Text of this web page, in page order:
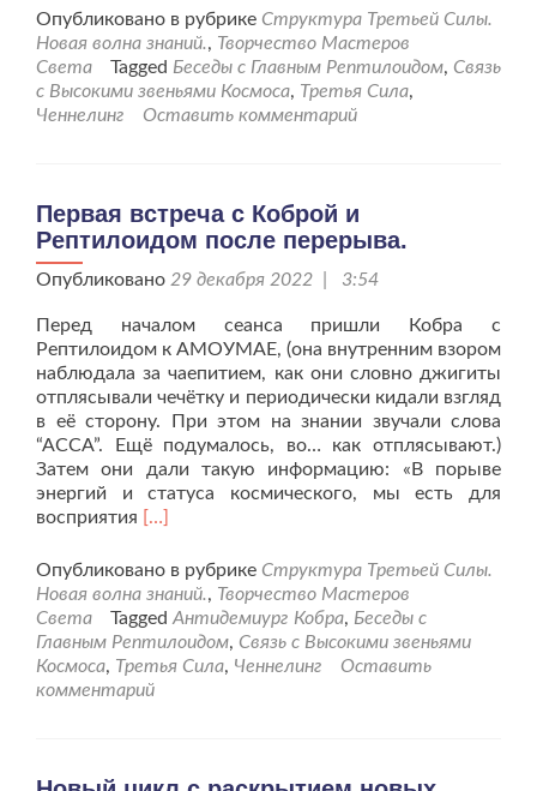
проБеседа
с
Рептилоидом
совести,
Опубликовано в рубрике Структура Третьей Силы.
Новая волна знаний., Творчество Мастеров
Света
Tagged Беседы с Главным Рептилоидом, Связь
с Высокими звеньями Космоса, Третья Сила,
Ченнелинг
Оставить комментарий
Первая встреча с Коброй и
Рептилоидом после перерыва.
Опубликовано 29 декабря 2022 | 3:54
Перед началом сеанса пришли Кобра с
Рептилоидом к АМОУМАЕ, (она внутренним взором
наблюдала за чаепитием, как они словно джигиты
отплясывали чечётку и периодически кидали взгляд
в её сторону. При этом на знании звучали слова
“АССА”. Ещё подумалось, во… как отплясывают.)
Затем они дали такую информацию: «В порыве
энергий и статуса космического, мы есть для
восприятия Читать
проПервая
встреча
с
Коброй
и
Рептилоидом
[…]
Опубликовано в рубрике Структура Третьей Силы.
Новая волна знаний., Творчество Мастеров
Света
TaggedАнтидемиург Кобра, Беседы с
Главным Рептилоидом, Связь с Высокими звеньями
Космоса, Третья Сила, Ченнелинг
Оставить
комментарий